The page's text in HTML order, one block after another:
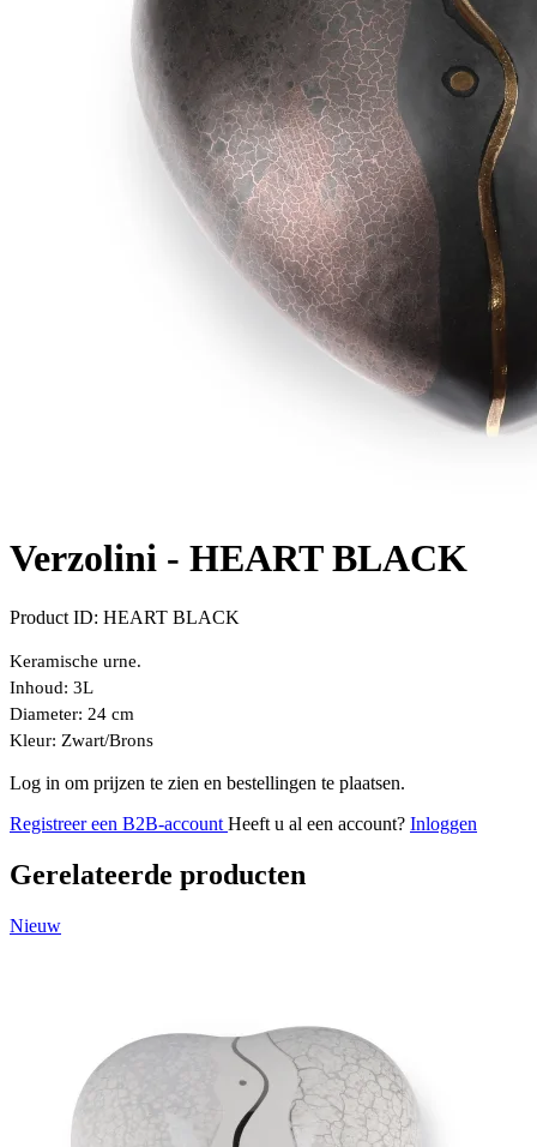
Verzolini - HEART BLACK
Product ID: HEART BLACK
Keramische urne.
Inhoud: 3L
Diameter: 24 cm
Kleur: Zwart/Brons
Log in om prijzen te zien en bestellingen te plaatsen.
Registreer een B2B-account Heeft u al een account? Inloggen
Gerelateerde producten
Nieuw